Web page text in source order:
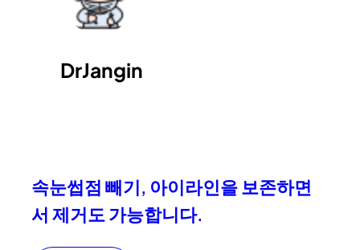
DrJangin
속눈썹점 빼기, 아이라인을 보존하면
서 제거도 가능합니다.